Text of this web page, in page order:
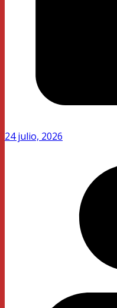
24 julio, 2026